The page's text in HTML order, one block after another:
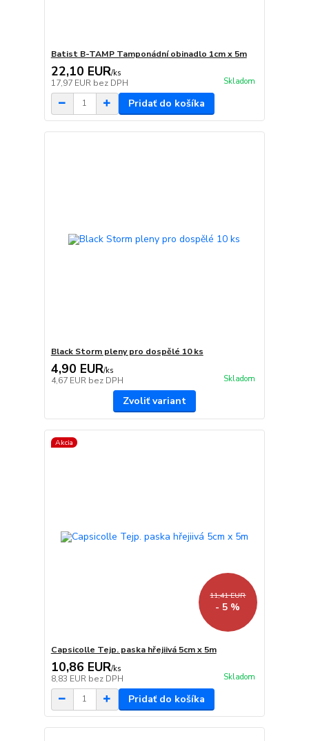
Batist B-TAMP Tamponádní obinadlo 1cm x 5m
22,10 EUR/ks
17,97 EUR bez DPH Skladom
Pridať do košíka
Black Storm pleny pro dospělé 10 ks
4,90 EUR/ks
4,67 EUR bez DPH Skladom
Zvoliť variant
Akcia
11,41 EUR
- 5 %
Capsicolle Tejp. paska hřejiivá 5cm x 5m
10,86 EUR/ks
8,83 EUR bez DPH Skladom
Pridať do košíka